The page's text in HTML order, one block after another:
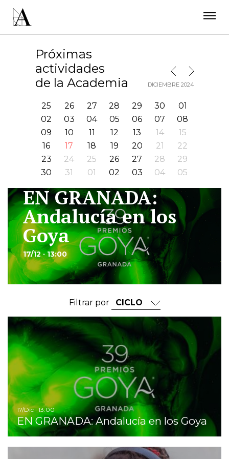
Próximas
actividades
de la Academia
MES ANTERIOR
MES SIGUIENTE
DICIEMBRE 2024
25 26 27 28 29 30
01
02
03 04 05 06 07
08
09
10 11 12 13 14
15
16
17 18 19 20 21
22
23
24 25 26 27 28
29
30
31 01 02 03 04 05
EN GRANADA:
Andalucía en los
Goya
17/12 · 13:00
Filtrar por
17/Dic · 13:00
EN GRANADA: Andalucía en los Goya
ÚNETE A LA ACADEMIA DE CINE
PRENSA
NEWSLETTER